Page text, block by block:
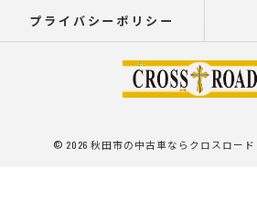
プライバシーポリシー
© 2026 秋田市の中古車ならクロスロード